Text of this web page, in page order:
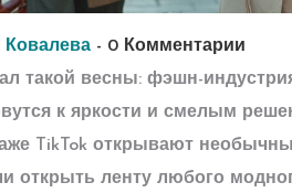
- 0 Комментарии
такой весны: фэшн-
к яркости и смелым
TikTok открывают
открыть ленту любого